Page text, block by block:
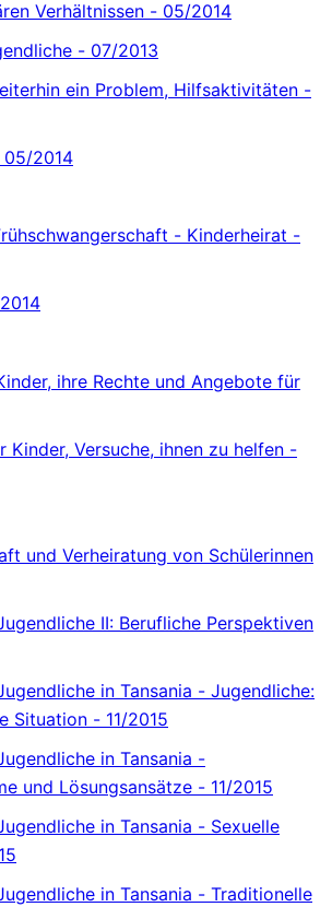
Verhältnissen - 05/2014
- 07/2013
ein Problem, Hilfsaktivitäten -
2014
- Kinderheirat -
ihre Rechte und Angebote für
Kinder, Versuche, ihnen zu helfen -
und Verheiratung von Schülerinnen
II: Berufliche Perspektiven
in Tansania - Jugendliche:
Situation - 11/2015
in Tansania -
und Lösungsansätze - 11/2015
in Tansania - Sexuelle
in Tansania - Traditionelle